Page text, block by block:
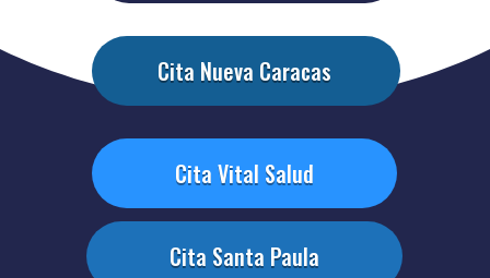
Cita Nueva Caracas
Cita Vital Salud
Cita Santa Paula